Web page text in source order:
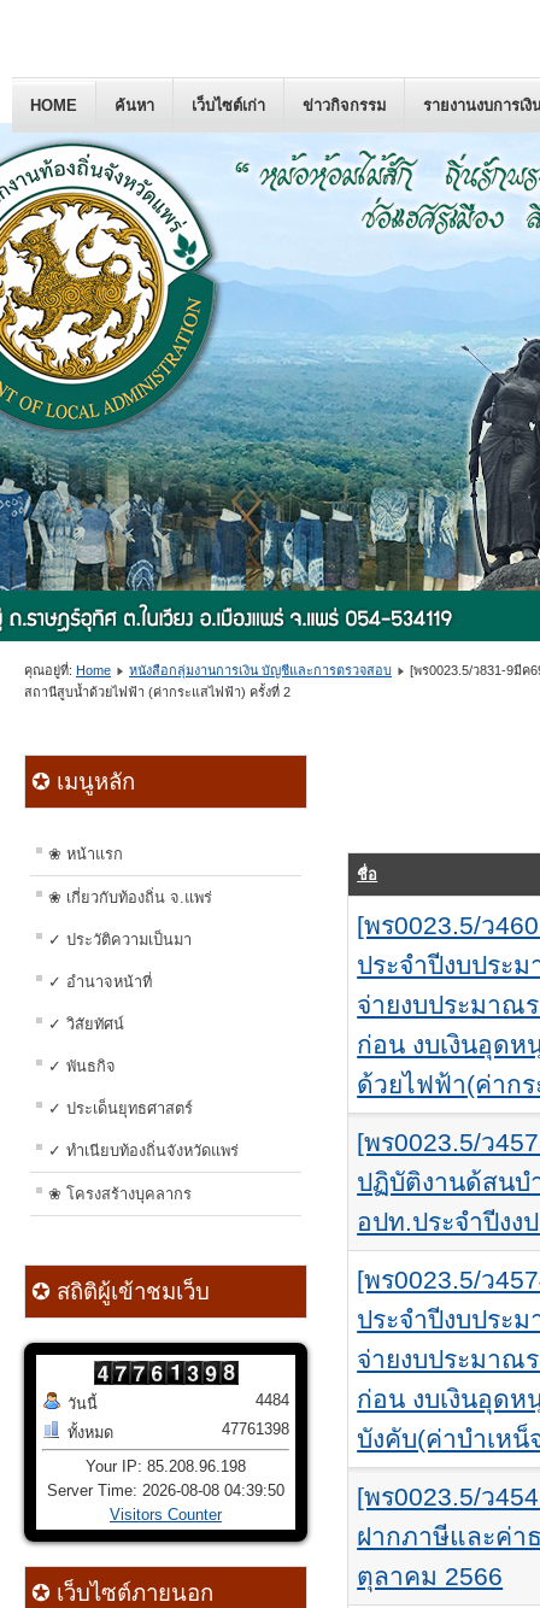
HOME ค้นหา เว็บไซต์เก่า ข่าวกิจกรรม รายงานงบการเงิ
คุณอยู่ที่: Home หนังสือกลุ่มงานการเงิน บัญชีและการตรวจสอบ
[พร0023.5/ว831-9มีค
สถานีสูบน้ำด้วยไฟฟ้า (ค่ากระแสไฟฟ้า) ครั้งที่ 2
✪ เมนูหลัก
❀ หน้าแรก
❀ เกี่ยวกับท้องถิ่น จ.แพร่
✓ ประวัติความเป็นมา
✓ อำนาจหน้าที่
✓ วิสัยทัศน์
✓ พันธกิจ
✓ ประเด็นยุทธศาสตร์
✓ ทำเนียบท้องถิ่นจังหวัดแพร่
❀ โครงสร้างบุคลากร
✪ สถิติผู้เข้าชมเว็บ
วันนี้
ทั้งหมด
4484
47761398
Your IP: 85.208.96.198
Server Time: 2026-08-08 04:39:50
Visitors Counter
✪ เว็บไซต์ภายนอก
ชื่อ
[พร0023.5/ว
ประจำปีงบประ
จ่ายงบประมาณ
ก่อน งบเงินอุดห
ด้วยไฟฟ้า(ค่าก
[พร0023.5/ว
ปฏิบัติงานด้สนบ
อปท.ประจำปีงง
[พร0023.5/ว
ประจำปีงบประ
จ่ายงบประมาณ
ก่อน งบเงินอุด
บังคับ(ค่าบำเหน็
[พร0023.5/ว
ฝากภาษีและค่า
ตุลาคม 2566